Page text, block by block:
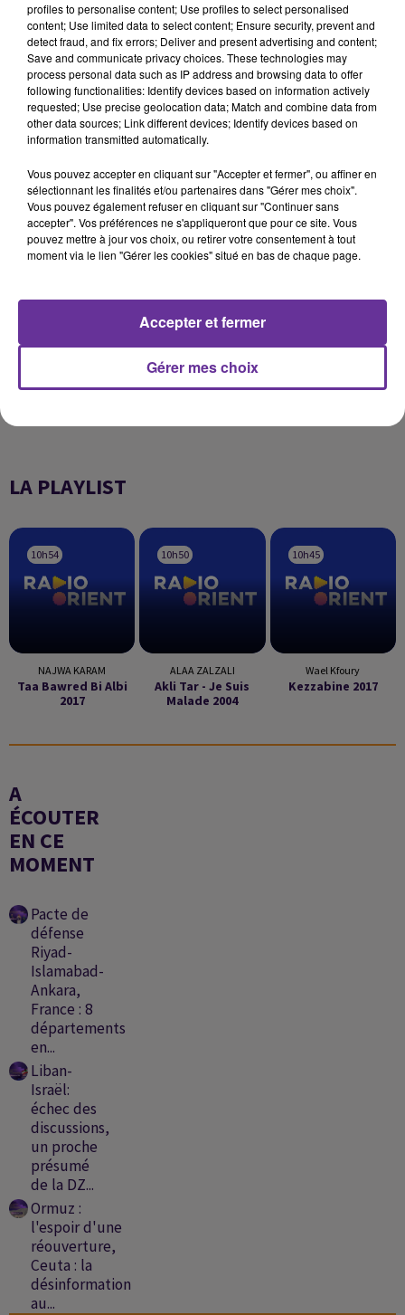
Podcast
JF SOIR PA 10.02.2021
LA PLAYLIST
10h54
10h54
NAJWA KARAM
Taa Bawred Bi Albi
2017
10h50
10h50
ALAA ZALZALI
Akli Tar - Je Suis
Malade 2004
10h45
10h45
Wael Kfoury
Kezzabine 2017
A
ÉCOUTER
EN CE
MOMENT
Pacte de
défense
Riyad-
Islamabad-
Ankara,
France : 8
départements
en...
Liban-
Israël:
échec des
discussions,
un proche
présumé
de la DZ...
Ormuz :
l'espoir d'une
réouverture,
Ceuta : la
désinformation
au...
profiles to personalise content; Use profiles to select personalised
content; Use limited data to select content; Ensure security, prevent and
detect fraud, and fix errors; Deliver and present advertising and content;
Save and communicate privacy choices. These technologies may
process personal data such as IP address and browsing data to offer
following functionalities: Identify devices based on information actively
requested; Use precise geolocation data; Match and combine data from
other data sources; Link different devices; Identify devices based on
information transmitted automatically.
Vous pouvez accepter en cliquant sur "Accepter et fermer", ou affiner en
sélectionnant les finalités et/ou partenaires dans "Gérer mes choix".
Vous pouvez également refuser en cliquant sur "Continuer sans
accepter". Vos préférences ne s'appliqueront que pour ce site. Vous
pouvez mettre à jour vos choix, ou retirer votre consentement à tout
moment via le lien "Gérer les cookies" situé en bas de chaque page.
Gérer mes choix
Accepter et fermer